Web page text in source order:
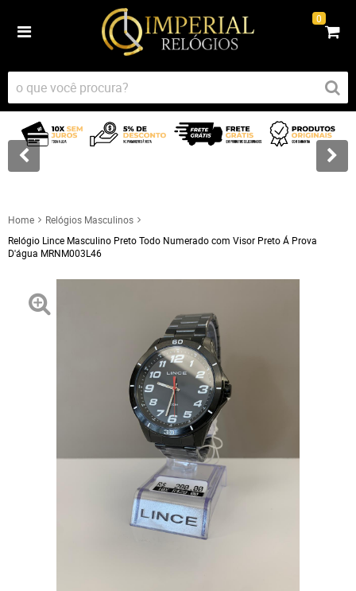
0
Home
Relógios Masculinos
Relógio Lince Masculino Preto Todo Numerado com Visor Preto Á Prova
D'água MRNM003L46